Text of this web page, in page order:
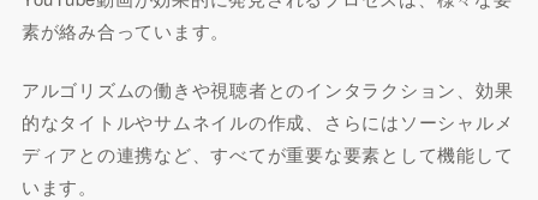
素が絡み合っています。
アルゴリズムの働きや視聴者とのインタラクション、効果
的なタイトルやサムネイルの作成、さらにはソーシャルメ
ディアとの連携など、すべてが重要な要素として機能して
います。